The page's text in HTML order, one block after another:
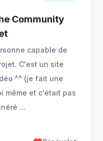
Community
capable de
C'est un site
^^ (je fait une
même et c'était pas
...